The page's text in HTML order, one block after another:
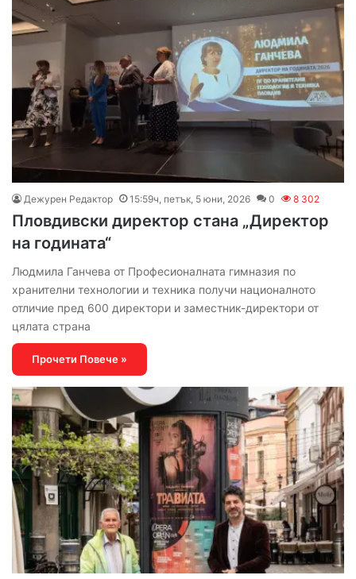
Дежурен Редактор 15:59ч, петък, 5 юни, 2026 0 8 302
Пловдивски директор стана „Директор
на годината“
Людмила Ганчева от Професионалната гимназия по
хранителни технологии и техника получи националното
отличие пред 600 директори и заместник-директори от
цялата страна
Прочети Повече »